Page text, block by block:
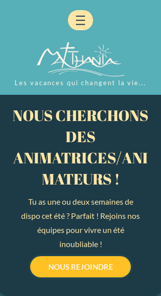
Les vacances qui changent la vie...
NOUS CHERCHONS
DES
ANIMATRICES/ANI
MATEURS !
Tu as une ou deux semaines de
dispo cet été ? Parfait ! Rejoins nos
équipes pour vivre un été
inoubliable !
NOUS REJOINDRE